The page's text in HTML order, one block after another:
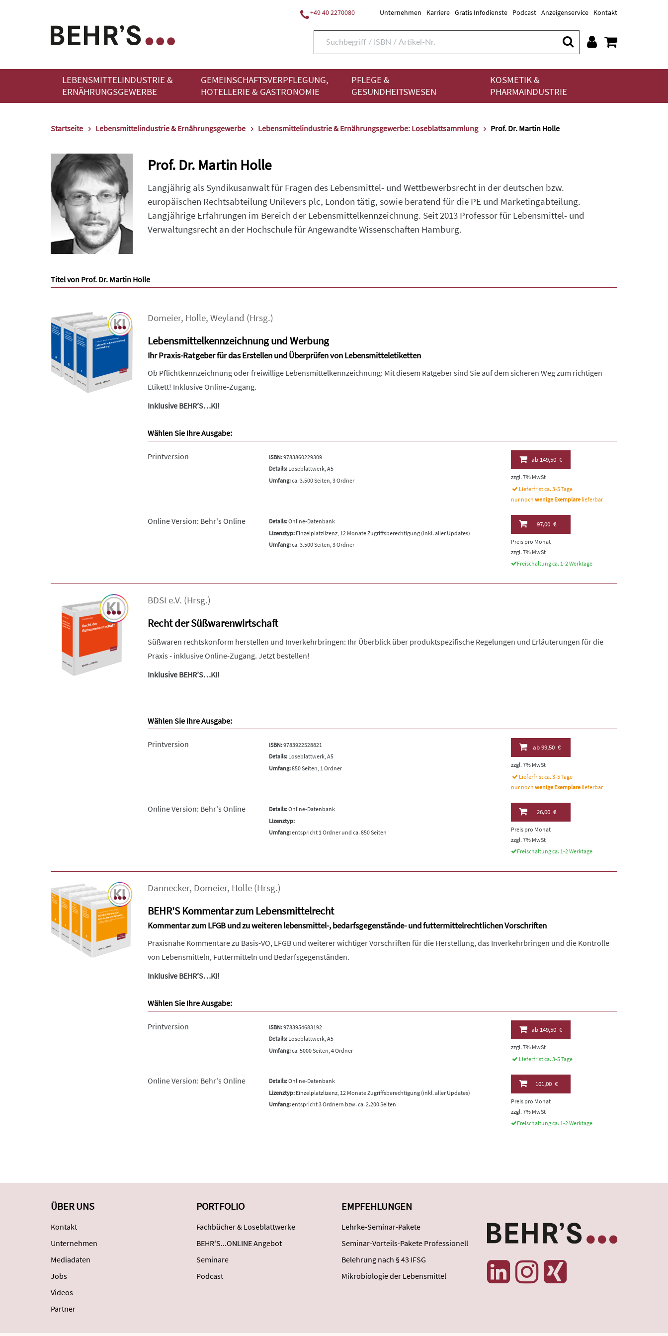
+49 40 2270080 Unternehmen Karriere Gratis Infodienste Podcast Anzeigenservice Kontakt
LEBENSMITTELINDUSTRIE &
ERNÄHRUNGSGEWERBE
GEMEINSCHAFTSVERPFLEGUNG,
HOTELLERIE & GASTRONOMIE
PFLEGE &
GESUNDHEITSWESEN
KOSMETIK &
PHARMAINDUSTRIE
Startseite Lebensmittelindustrie & Ernährungsgewerbe Lebensmittelindustrie & Ernährungsgewerbe: Loseblattsammlung Prof. Dr. Martin Holle
Prof. Dr. Martin Holle
Langjährig als Syndikusanwalt für Fragen des Lebensmittel- und Wettbewerbsrecht in der deutschen bzw.
europäischen Rechtsabteilung Unilevers plc, London tätig, sowie beratend für die PE und Marketingabteilung.
Langjährige Erfahrungen im Bereich der Lebensmittelkennzeichnung. Seit 2013 Professor für Lebensmittel- und
Verwaltungsrecht an der Hochschule für Angewandte Wissenschaften Hamburg.
Titel von Prof. Dr. Martin Holle
Domeier, Holle, Weyland (Hrsg.)
Lebensmittelkennzeichnung und Werbung
Ihr Praxis-Ratgeber für das Erstellen und Überprüfen von Lebensmitteletiketten
Ob Pflichtkennzeichnung oder freiwillige Lebensmittelkennzeichnung: Mit diesem Ratgeber sind Sie auf dem sicheren Weg zum richtigen
Etikett! Inklusive Online-Zugang.
Inklusive BEHR’S…KI!
Wählen Sie Ihre Ausgabe:
Printversion ISBN:9783860229309
Details:Loseblattwerk, A5
Umfang:ca. 3.500 Seiten, 3 Ordner
ab149,50 €
zzgl. 7% MwSt
Lieferfrist ca. 3-5 Tage
nur nochwenige Exemplare lieferbar
Online Version: Behr's Online Details:Online-Datenbank
Lizenztyp:Einzelplatzlizenz, 12 Monate Zugriffsberechtigung (inkl. aller Updates)
Umfang:ca. 3.500 Seiten, 3 Ordner
97,00 €
Preis pro Monat
zzgl. 7% MwSt
Freischaltung ca. 1-2 Werktage
BDSI e.V. (Hrsg.)
Recht der Süßwarenwirtschaft
Süßwaren rechtskonform herstellen und Inverkehrbringen: Ihr Überblick über produktspezifische Regelungen und Erläuterungen für die
Praxis - inklusive Online-Zugang. Jetzt bestellen!
Inklusive BEHR’S…KI!
Wählen Sie Ihre Ausgabe:
Printversion ISBN:9783922528821
Details:Loseblattwerk, A5
Umfang:850 Seiten, 1 Ordner
ab99,50 €
zzgl. 7% MwSt
Lieferfrist ca. 3-5 Tage
nur nochwenige Exemplare lieferbar
Online Version: Behr's Online Details:Online-Datenbank
Lizenztyp:
Umfang:entspricht 1 Ordner und ca. 850 Seiten
26,00 €
Preis pro Monat
zzgl. 7% MwSt
Freischaltung ca. 1-2 Werktage
Dannecker, Domeier, Holle (Hrsg.)
BEHR'S Kommentar zum Lebensmittelrecht
Kommentar zum LFGB und zu weiteren lebensmittel-, bedarfsgegenstände- und futtermittelrechtlichen Vorschriften
Praxisnahe Kommentare zu Basis-VO, LFGB und weiterer wichtiger Vorschriften für die Herstellung, das Inverkehrbringen und die Kontrolle
von Lebensmitteln, Futtermitteln und Bedarfsgegenständen.
Inklusive BEHR’S…KI!
Wählen Sie Ihre Ausgabe:
Printversion ISBN:9783954683192
Details:Loseblattwerk, A5
Umfang:ca. 5000 Seiten, 4 Ordner
ab149,50 €
zzgl. 7% MwSt
Lieferfrist ca. 3-5 Tage
Online Version: Behr's Online Details:Online-Datenbank
Lizenztyp:Einzelplatzlizenz, 12 Monate Zugriffsberechtigung (inkl. aller Updates)
Umfang:entspricht 3 Ordnern bzw. ca. 2.200 Seiten
101,00 €
Preis pro Monat
zzgl. 7% MwSt
Freischaltung ca. 1-2 Werktage
ÜBER UNS
Kontakt
Unternehmen
Mediadaten
Jobs
Videos
Partner
PORTFOLIO
Fachbücher & Loseblattwerke
BEHR'S...ONLINE Angebot
Seminare
Podcast
EMPFEHLUNGEN
Lehrke-Seminar-Pakete
Seminar-Vorteils-Pakete Professionell
Belehrung nach § 43 IFSG
Mikrobiologie der Lebensmittel